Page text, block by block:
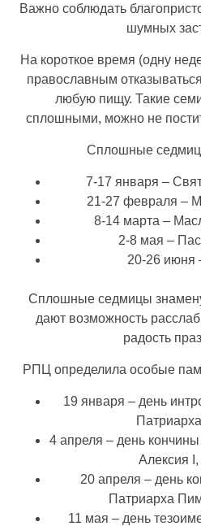
Важно соблюдать
шумных
На короткое время (одну
православным
любую пищу. Такие
сплошными, можно не
Сплошные
7-17 января –
21-27 февраля –
8-14 марта –
2-8 мая –
20-26 июня
Сплошные седмицы
дают возможность
радость
РПЦ определила особые
19 января – день
4 апреля – день
Алексия I,
20 апреля – день
Патриарха
11 мая – день